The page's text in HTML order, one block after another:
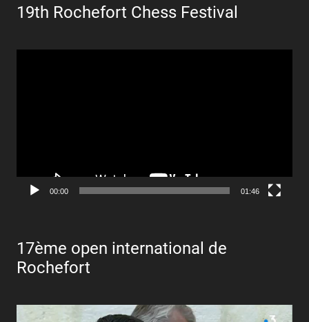
19th Rochefort Chess Festival
00:00 01:46
17ème open international de
Rochefort
Lecteur